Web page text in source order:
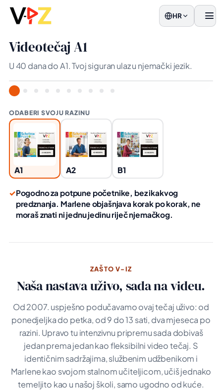
HR
Videotečaj A1
U 40 dana do A1. Tvoj siguran ulaz u njemački jezik.
ODABERI SVOJU RAZINU
A1 A2 B1
✓Pogodno za potpune početnike, bez ikakvog
predznanja. Marlene objašnjava korak po korak, ne
moraš znati ni jednu jedinu riječ njemačkog.
ZAŠTO V-IZ
Naša nastava uživo, sada na videu.
Od 2007. uspješno podučavamo ovaj tečaj uživo: od
ponedjeljka do petka, od 9 do 13 sati, dva mjeseca po
razini. Upravo tu intenzivnu pripremu sada dobivaš
jedan prema jedan kao fleksibilni video tečaj. S
identičnim sadržajima, službenim udžbenikom i
Marlene kao svojom stalnom učiteljicom, učiš jednako
temeljito kao u našoj školi, samo ugodno od kuće.